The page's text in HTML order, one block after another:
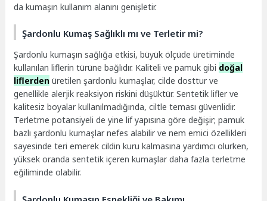
da kumaşın kullanım alanını genişletir.
Şardonlu Kumaş Sağlıklı mı ve Terletir mi?
Şardonlu kumaşın sağlığa etkisi, büyük ölçüde üretiminde
kullanılan liflerin türüne bağlıdır. Kaliteli ve pamuk gibi doğal
liflerden üretilen şardonlu kumaşlar, cilde dosttur ve
genellikle alerjik reaksiyon riskini düşüktür. Sentetik lifler ve
kalitesiz boyalar kullanılmadığında, ciltle teması güvenlidir.
Terletme potansiyeli de yine lif yapısına göre değişir; pamuk
bazlı şardonlu kumaşlar nefes alabilir ve nem emici özellikleri
sayesinde teri emerek cildin kuru kalmasına yardımcı olurken,
yüksek oranda sentetik içeren kumaşlar daha fazla terletme
eğiliminde olabilir.